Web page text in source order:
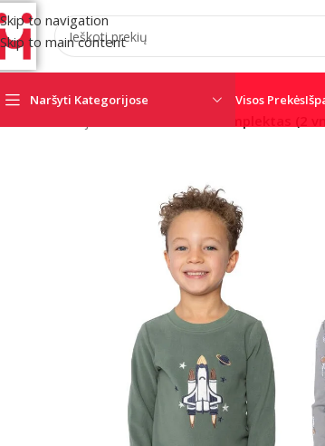
Skip to navigation
Skip to main content
Naršyti Kategorijose
AMC
SECOLINK
Visos Prekės